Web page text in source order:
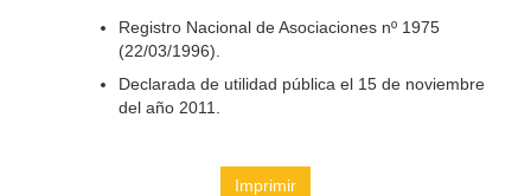
Registro Nacional de Asociaciones nº 1975
(22/03/1996).
Declarada de utilidad pública el 15 de noviembre
del año 2011.
Imprimir